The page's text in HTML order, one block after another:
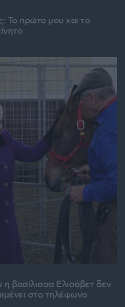
Το πρώτο μου και το
βασίλισσα Ελισάβετ δεν
στο τηλέφωνο